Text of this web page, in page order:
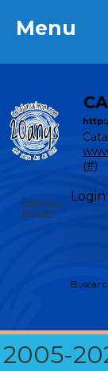
Menu
(#)
Login
Password
perdut?
Buscar
2005-
Menu